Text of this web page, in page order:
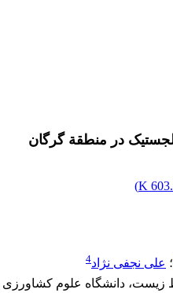
در منطقة گرگان
)
؛ علی نجفی نژاد4
دانشگاه علوم کشاورزی و